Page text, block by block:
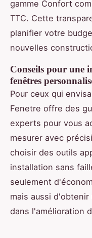
gamme Confort
TTC. Cette
planifier votre
nouvelles
Conseils pour une
fenêtres
Pour ceux qui
Fenetre offre des
experts pour vous
mesurer avec
choisir des outils
installation sans
seulement
mais aussi
dans l'amélioration